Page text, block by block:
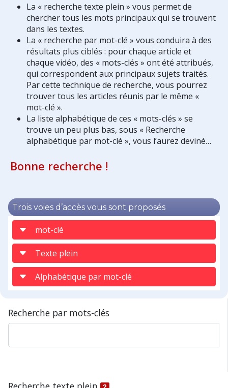
La « recherche texte plein » vous permet de
chercher tous les mots principaux qui se trouvent
dans les textes.
La « recherche par mot-clé » vous conduira à des
résultats plus ciblés : pour chaque article et
chaque vidéo, des « mots-clés » ont été attribués,
qui correspondent aux principaux sujets traités.
Par cette technique de recherche, vous pourrez
trouver tous les articles réunis par le même «
mot-clé ».
La liste alphabétique de ces « mots-clés » se
trouve un peu plus bas, sous « Recherche
alphabétique par mot-clé », vous l’aurez deviné…
Bonne recherche !
Trois voies d’accès vous sont proposés
mot-clé
Texte plein
Alphabétique par mot-clé
Recherche par mots-clés